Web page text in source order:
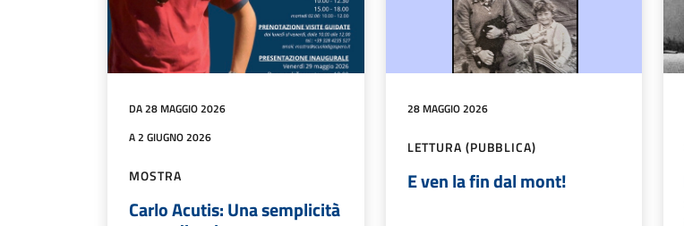
DA 28 MAGGIO 2026
A 2 GIUGNO 2026
MOSTRA
Carlo Acutis: Una semplicità
28 MAGGIO 2026
LETTURA (PUBBLICA)
E ven la fin dal mont!